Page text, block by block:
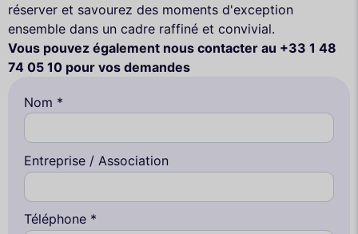
réserver et savourez des moments d'exception
ensemble dans un cadre raffiné et convivial.
Vous pouvez également nous contacter au +33 1 48
74 05 10 pour vos demandes
Nom *
Entreprise / Association
Téléphone *